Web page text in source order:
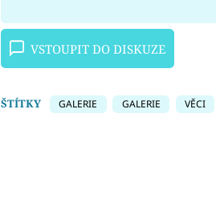
VSTOUPIT DO DISKUZE
ŠTÍTKY GALERIE GALERIE VĚCI